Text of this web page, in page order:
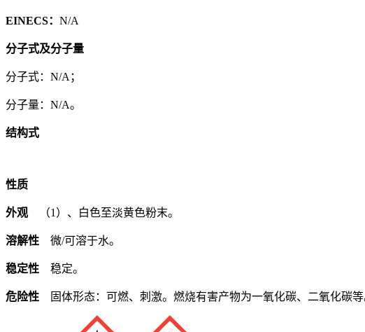
EINECS： N/A
分子式及分子量
分子式：N/A；
分子量：N/A。
结构式
性质
外观 （1）、白色至淡黄色粉末。
溶解性 微/可溶于水。
稳定性 稳定。
危险性 固体形态：可燃、刺激。燃烧有害产物为一氧化碳、二氧化碳